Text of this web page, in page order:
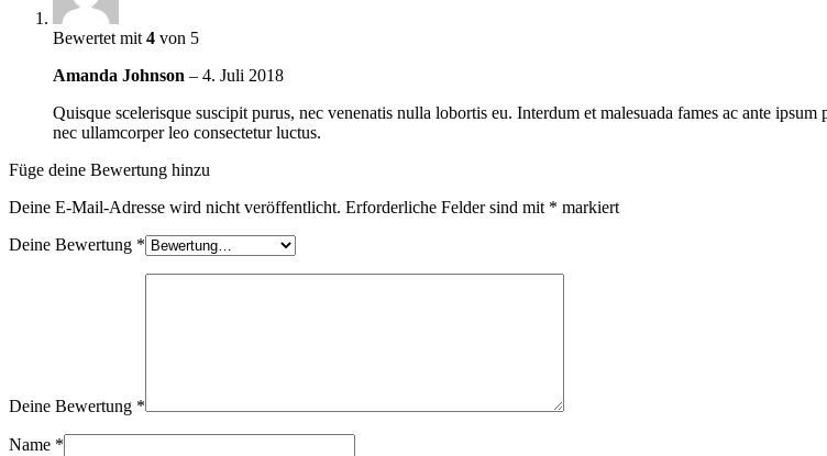
Bewertet mit 4 von 5
Amanda Johnson – 4. Juli 2018
Quisque scelerisque suscipit purus, nec venenatis nulla lobortis eu. Interdum et malesuada fames ac ante
nec ullamcorper leo consectetur luctus.
Füge deine Bewertung hinzu
Deine E-Mail-Adresse wird nicht veröffentlicht. Erforderliche Felder sind mit * markiert
Deine Bewertung *
Deine Bewertung *
Name *